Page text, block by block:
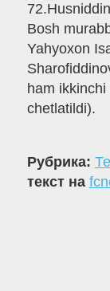
Bosh
Yahyoxon
ham ikkinchi
chetlatildi).
Рубрика:
текст на